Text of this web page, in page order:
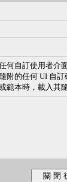
自訂使用者
附的任何 UI 自訂
範本時，載入其